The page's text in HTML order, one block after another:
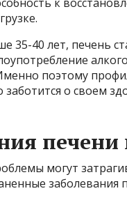
35-40 лет, печень
поэтому
о своем
могут
заболевания